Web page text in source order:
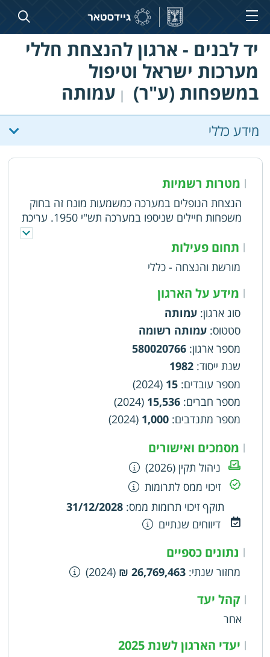
יד לבנים - ארגון להנצחת חללי
מערכות ישראל וטיפול
במשפחות (ע"ר)
| עמותה
מידע כללי
| מטרות רשמיות
הנצחת הנופלים במערכה כמשמעות מונח זה בחוק
משפחות חיילים שניספו במערכה תש"י 1950. עריכת
טכסי זיכרון והתייחדות לנופלים. פעילות להקמת בית
יד לבנים בכל רשות מקומית או אזורית. טיפול בכל
עניין ונושא, שיש בו הנצחה ושימור זיכרון הבנים.
ייעוץ לחברי הארגון בהנצחת הנופלים. עריכת
התכנסויות, ימי עיון, דיונים, כנסים וכו'. שמירת קשר
עם ההורים השכולים וייצוגם בענייני רווחה, שיקום,
עידוד וחברה כמתחייב ממטרות הארגון. ייצוג וטיפול
בעניינם של אחים שכולים, בנושאים הנובעים מן
השכול בתחומי השיקום. הבאת מטרות הארגון
לתודעת הציבור בארץ. הצגת אופיו ותכניו. טיפוח
הצעיר והחברה
| תחום פעילות
מורשת והנצחה - כללי
| מידע על הארגון
סוג ארגון: עמותה
סטטוס: עמותה רשומה
מספר ארגון:
580020766
שנת ייסוד:
1982
מספר עובדים:
15
(2024)
מספר חברים:
15,536
(2024)
מספר מתנדבים:
1,000
(2024)
| מסמכים ואישורים
ניהול תקין (2026)
זיכוי ממס לתרומות
תוקף זיכוי תרומות ממס:
31/12/2028
דיווחים שנתיים
| נתונים כספיים
מחזור שנתי:
26,769,463 ₪
(2024)
|קהל יעד
אחר
| יעדי הארגון לשנת 2025